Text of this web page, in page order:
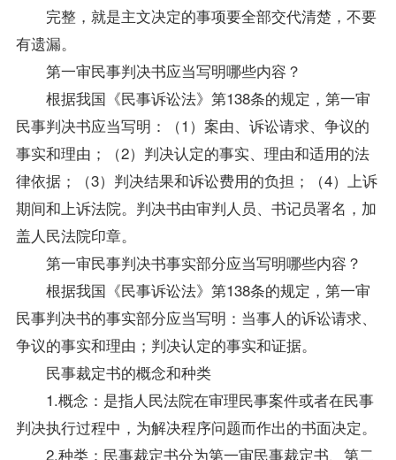
完整，就是主文决定的事项要全部交代清楚，不要
有遗漏。
第一审民事判决书应当写明哪些内容？
根据我国《民事诉讼法》第138条的规定，第一审
民事判决书应当写明：（1）案由、诉讼请求、争议的
事实和理由；（2）判决认定的事实、理由和适用的法
律依据；（3）判决结果和诉讼费用的负担；（4）上诉
期间和上诉法院。判决书由审判人员、书记员署名，加
盖人民法院印章。
第一审民事判决书事实部分应当写明哪些内容？
根据我国《民事诉讼法》第138条的规定，第一审
民事判决书的事实部分应当写明：当事人的诉讼请求、
争议的事实和理由；判决认定的事实和证据。
民事裁定书的概念和种类
1.概念：是指人民法院在审理民事案件或者在民事
判决执行过程中，为解决程序问题而作出的书面决定。
2.种类：民事裁定书分为第一审民事裁定书、第二